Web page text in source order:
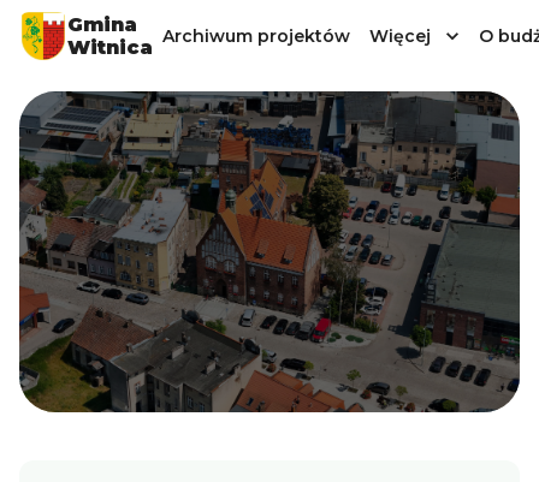
Gmina
Witnica Archiwum projektów Więcej O